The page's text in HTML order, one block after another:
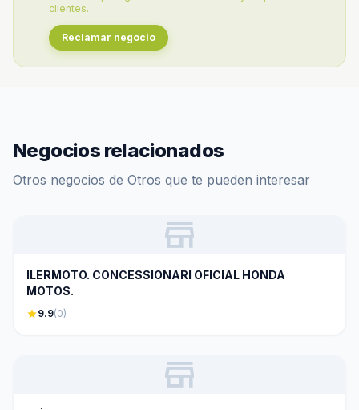
clientes.
Reclamar negocio
Negocios relacionados
Otros negocios de Otros que te pueden interesar
store
ILERMOTO. CONCESSIONARI OFICIAL HONDA
MOTOS.
star9.9(0)
store